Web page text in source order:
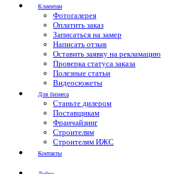
Клиентам
Фотогалерея
Оплатить заказ
Записаться на замер
Написать отзыв
Оставить заявку на рекламацию
Проверка статуса заказа
Полезные статьи
Видеосюжеты
Для бизнеса
Станьте дилером
Поставщикам
Франчайзинг
Строителям
Строителям ИЖС
Контакты